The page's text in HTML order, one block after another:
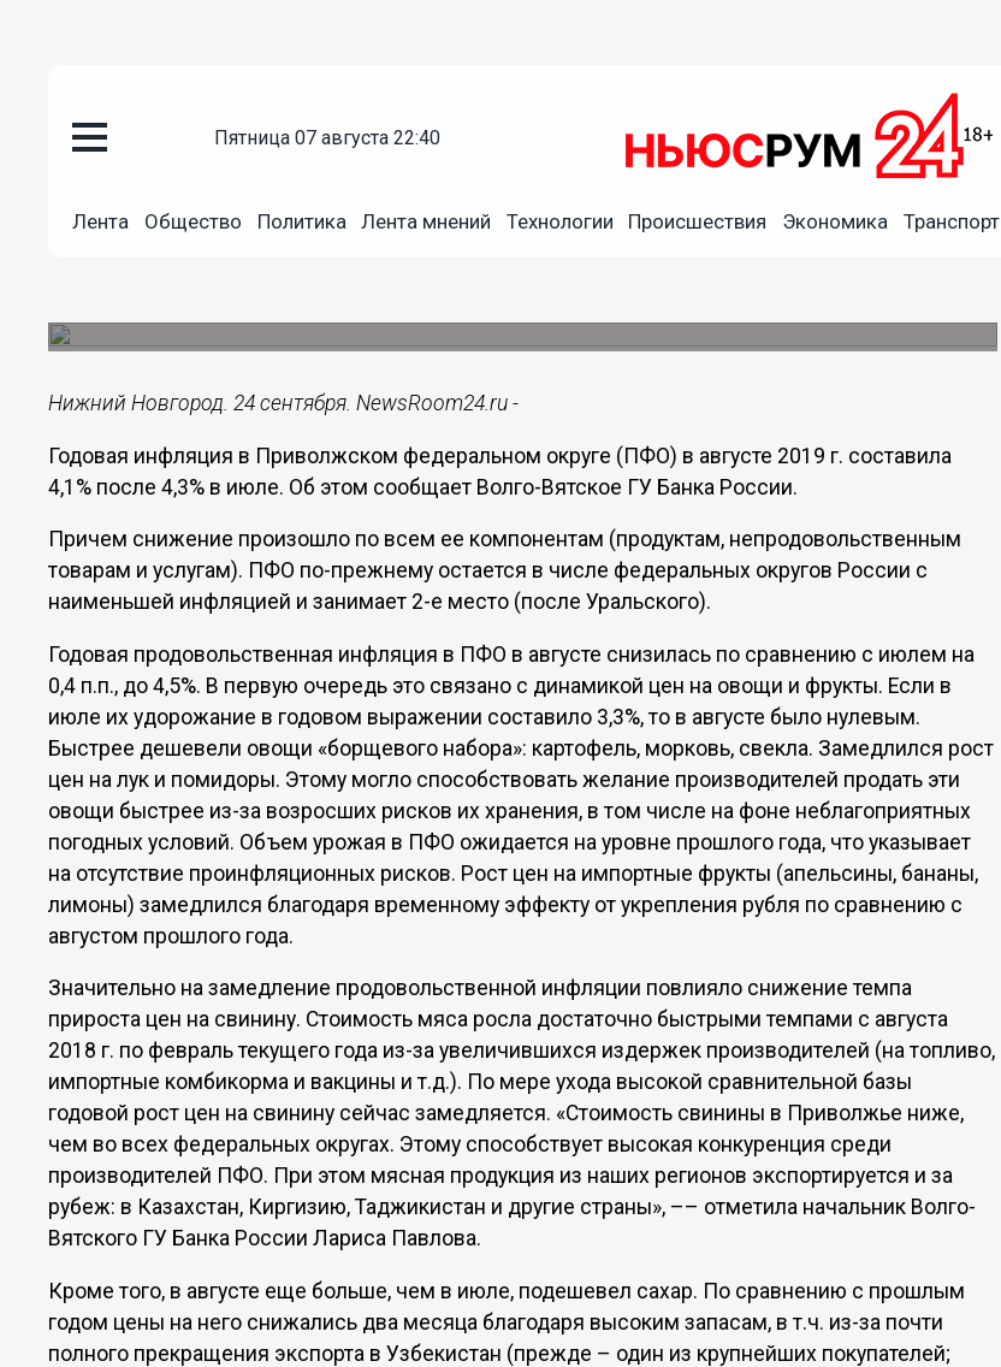
пятница 07 августа 22:40
Лента Общество Политика Лента мнений Технологии Происшествия Экономика Транспорт
Инфляция в Приволжье в августе осталась одной из самых
Нижний Новгород. 24 сентября. NewsRoom24.ru -
Годовая инфляция в Приволжском федеральном округе (ПФО) в августе 2019 г. составила
4,1% после 4,3% в июле. Об этом сообщает Волго-Вятское ГУ Банка России.
Причем снижение произошло по всем ее компонентам (продуктам, непродовольственным
товарам и услугам). ПФО по-прежнему остается в числе федеральных округов России с
наименьшей инфляцией и занимает 2-е место (после Уральского).
Годовая продовольственная инфляция в ПФО в августе снизилась по сравнению с июлем на
0,4 п.п., до 4,5%. В первую очередь это связано с динамикой цен на овощи и фрукты. Если в
июле их удорожание в годовом выражении составило 3,3%, то в августе было нулевым.
Быстрее дешевели овощи «борщевого набора»: картофель, морковь, свекла. Замедлился рост
цен на лук и помидоры. Этому могло способствовать желание производителей продать эти
овощи быстрее из-за возросших рисков их хранения, в том числе на фоне неблагоприятных
погодных условий. Объем урожая в ПФО ожидается на уровне прошлого года, что указывает
на отсутствие проинфляционных рисков. Рост цен на импортные фрукты (апельсины, бананы,
лимоны) замедлился благодаря временному эффекту от укрепления рубля по сравнению с
августом прошлого года.
Значительно на замедление продовольственной инфляции повлияло снижение темпа
прироста цен на свинину. Стоимость мяса росла достаточно быстрыми темпами с августа
2018 г. по февраль текущего года из-за увеличившихся издержек производителей (на топливо,
импортные комбикорма и вакцины и т.д.). По мере ухода высокой сравнительной базы
годовой рост цен на свинину сейчас замедляется. «Стоимость свинины в Приволжье ниже,
чем во всех федеральных округах. Этому способствует высокая конкуренция среди
производителей ПФО. При этом мясная продукция из наших регионов экспортируется и за
рубеж: в Казахстан, Киргизию, Таджикистан и другие страны», –– отметила начальник Волго-
Вятского ГУ Банка России Лариса Павлова.
Кроме того, в августе еще больше, чем в июле, подешевел сахар. По сравнению с прошлым
годом цены на него снижались два месяца благодаря высоким запасам, в т.ч. из-за почти
полного прекращения экспорта в Узбекистан (прежде – один из крупнейших покупателей;